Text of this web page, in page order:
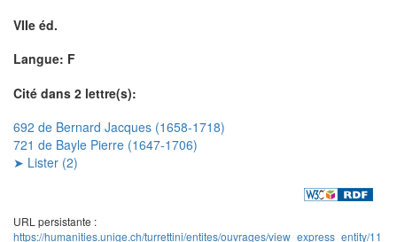
VIIe éd.
Langue: F
Cité dans 2 lettre(s):
692 de Bernard Jacques (1658-1718)
721 de Bayle Pierre (1647-1706)
➤ Lister (2)
URL persistante :
https://humanities.unige.ch/turrettini/entites/ouvrages/view_express_entity/11